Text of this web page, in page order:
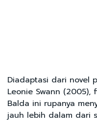
Diadaptasi dari novel
Leonie Swann (2005),
Balda ini rupanya
jauh lebih dalam dari